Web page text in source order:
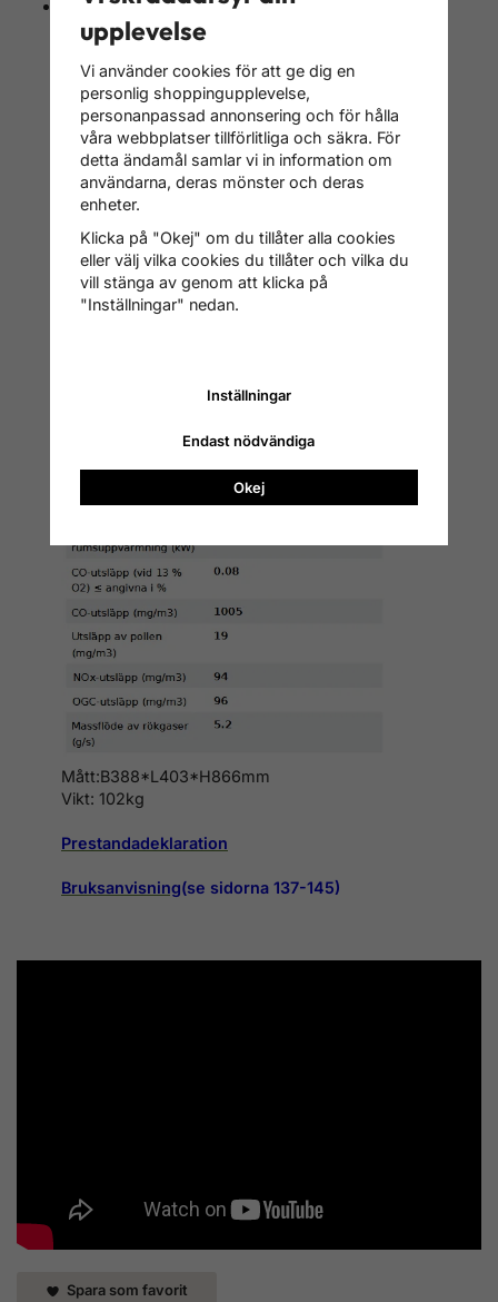
Spara som favorit
Endast toppmontering
Mått:B388*L403*H866mm
Vikt: 102kg
Prestandadeklaration
Bruksanvisning(se sidorna 137-145)
upplevelse
Vi använder cookies för att ge dig en
personlig shoppingupplevelse,
personanpassad annonsering och för hålla
våra webbplatser tillförlitliga och säkra. För
detta ändamål samlar vi in information om
användarna, deras mönster och deras
enheter.
Klicka på "Okej" om du tillåter alla cookies
eller välj vilka cookies du tillåter och vilka du
vill stänga av genom att klicka på
"Inställningar" nedan.
Inställningar
Endast nödvändiga
Okej